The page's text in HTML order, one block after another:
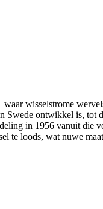
wisselstrome
ontwikkel is, tot
in 1956 vanuit die
te loods, wat nuwe